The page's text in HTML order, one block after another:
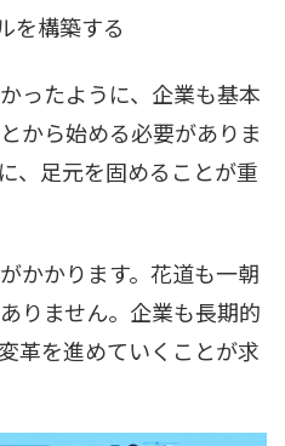
を構築する
ったように、企業も基本
から始める必要がありま
、足元を固めることが重
かかります。花道も一朝
りません。企業も長期的
革を進めていくことが求